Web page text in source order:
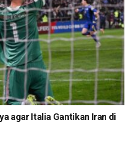
agar Italia Gantikan Iran di